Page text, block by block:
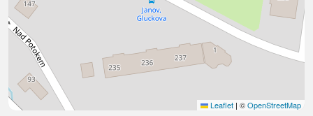
Leaflet | ©OpenStreetMap